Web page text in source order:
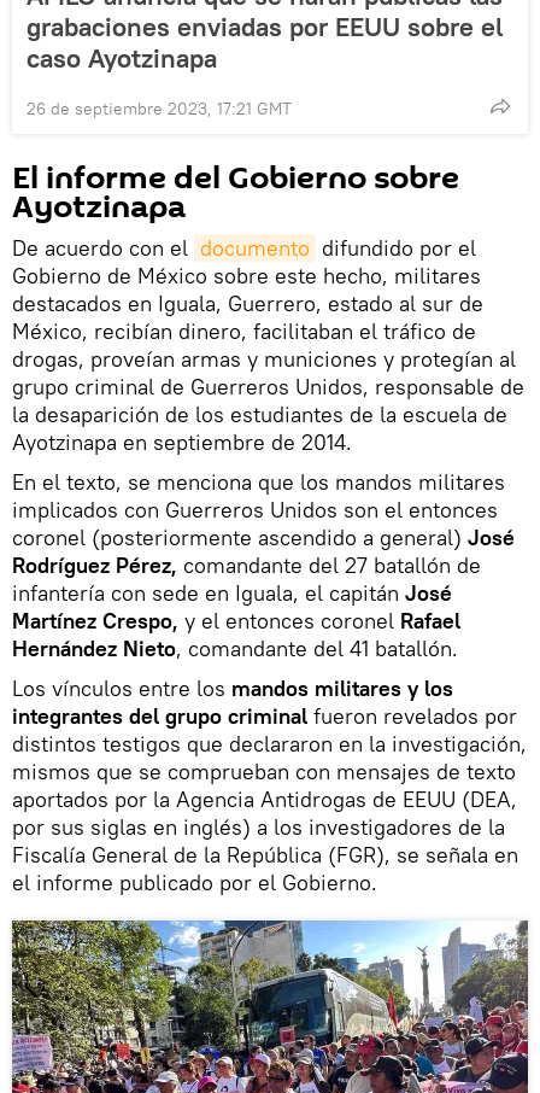
grabaciones enviadas por EEUU sobre el
caso Ayotzinapa
26 de septiembre 2023, 17:21 GMT
El informe del Gobierno sobre
Ayotzinapa
De acuerdo con el documento difundido por el
Gobierno de México sobre este hecho, militares
destacados en Iguala, Guerrero, estado al sur de
México, recibían dinero, facilitaban el tráfico de
drogas, proveían armas y municiones y protegían al
grupo criminal de Guerreros Unidos, responsable de
la desaparición de los estudiantes de la escuela de
Ayotzinapa en septiembre de 2014.
En el texto, se menciona que los mandos militares
implicados con Guerreros Unidos son el entonces
coronel (posteriormente ascendido a general) José
Rodríguez Pérez, comandante del 27 batallón de
infantería con sede en Iguala, el capitán José
Martínez Crespo, y el entonces coronel Rafael
Hernández Nieto, comandante del 41 batallón.
Los vínculos entre los mandos militares y los
integrantes del grupo criminal fueron revelados por
distintos testigos que declararon en la investigación,
mismos que se comprueban con mensajes de texto
aportados por la Agencia Antidrogas de EEUU (DEA,
por sus siglas en inglés) a los investigadores de la
Fiscalía General de la República (FGR), se señala en
el informe publicado por el Gobierno.